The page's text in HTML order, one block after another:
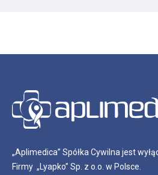
„Aplimedica” Spółka Cywilna jest
Firmy „Lyapko” Sp. z o.o. w Polsce.